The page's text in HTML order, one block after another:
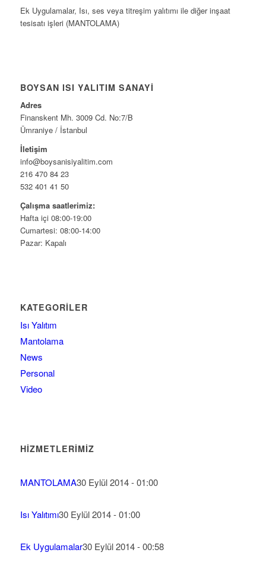
Ek Uygulamalar, Isı, ses veya titreşim yalıtımı ile diğer inşaat
tesisatı işleri (MANTOLAMA)
BOYSAN ISI YALITIM SANAYI
Adres
Finanskent Mh. 3009 Cd. No:7/B
Ümraniye / İstanbul
İletişim
info@boysanisiyalitim.com
216 470 84 23
532 401 41 50
Çalışma saatlerimiz:
Hafta içi 08:00-19:00
Cumartesi: 08:00-14:00
Pazar: Kapalı
KATEGORILER
Isı Yalıtım
Mantolama
News
Personal
Video
HIZMETLERIMIZ
MANTOLAMA30 Eylül 2014 - 01:00
Isı Yalıtımı30 Eylül 2014 - 01:00
Ek Uygulamalar30 Eylül 2014 - 00:58